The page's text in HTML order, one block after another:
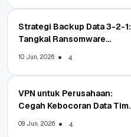
Strategi Backup Data 3-2-1:
Tangkal Ransomware
10 Jun, 2026 4
VPN untuk Perusahaan:
Cegah Kebocoran Data Tim
09 Jun, 2026 4